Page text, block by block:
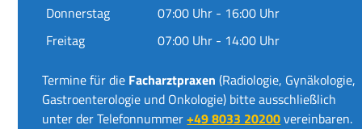
Donnerstag
07:00 Uhr - 16:00 Uhr
Freitag
07:00 Uhr - 14:00 Uhr
Termine für die Facharztpraxen (Radiologie, Gynäkologie,
Gastroenterologie und Onkologie) bitte ausschließlich
unter der Telefonnummer+49 8033 20200vereinbaren.